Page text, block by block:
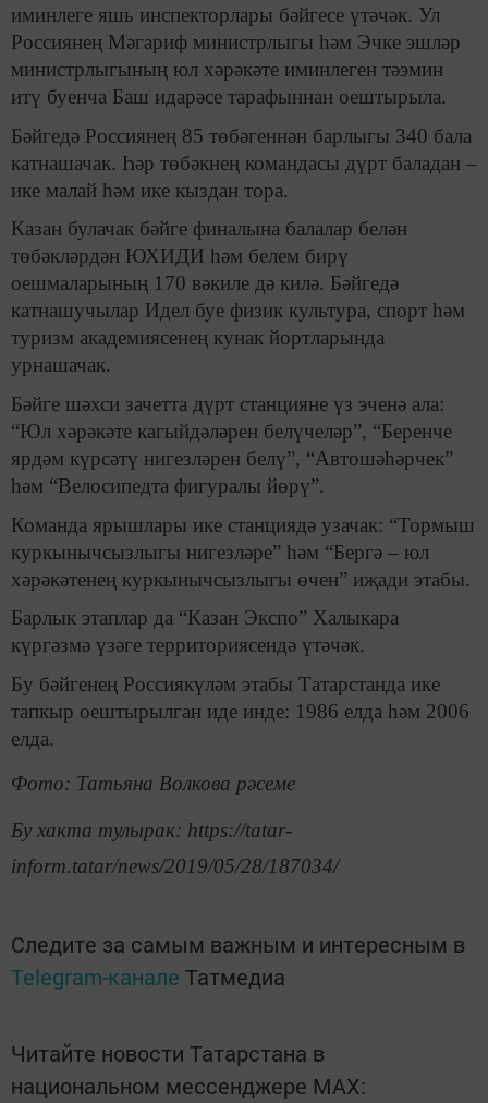
иминлеге яшь инспекторлары бәйгесе үтәчәк. Ул
Россиянең Мәгариф министрлыгы һәм Эчке эшләр
министрлыгының юл хәрәкәте иминлеген тәэмин
итү буенча Баш идарәсе тарафыннан оештырыла.
Бәйгедә Россиянең 85 төбәгеннән барлыгы 340 бала
катнашачак. Һәр төбәкнең командасы дүрт баладан –
ике малай һәм ике кыздан тора.
Казан булачак бәйге финалына балалар белән
төбәкләрдән ЮХИДИ һәм белем бирү
оешмаларының 170 вәкиле дә килә. Бәйгедә
катнашучылар Идел буе физик культура, спорт һәм
туризм академиясенең кунак йортларында
урнашачак.
Бәйге шәхси зачетта дүрт станцияне үз эченә ала:
“Юл хәрәкәте кагыйдәләрен белүчеләр”, “Беренче
ярдәм күрсәтү нигезләрен белү”, “Автошәһәрчек”
һәм “Велосипедта фигуралы йөрү”.
Команда ярышлары ике станциядә узачак: “Тормыш
куркынычсызлыгы нигезләре” һәм “Бергә – юл
хәрәкәтенең куркынычсызлыгы өчен” иҗади этабы.
Барлык этаплар да “Казан Экспо” Халыкара
күргәзмә үзәге территориясендә үтәчәк.
Бу бәйгенең Россиякүләм этабы Татарстанда ике
тапкыр оештырылган иде инде: 1986 елда һәм 2006
елда.
Фото: Татьяна Волкова рәсеме
Бу хакта тулырак: https://tatar-
inform.tatar/news/2019/05/28/187034/
Следите за самым важным и интересным в
Telegram-канале Татмедиа
Читайте новости Татарстана в
национальном мессенджере MАХ: